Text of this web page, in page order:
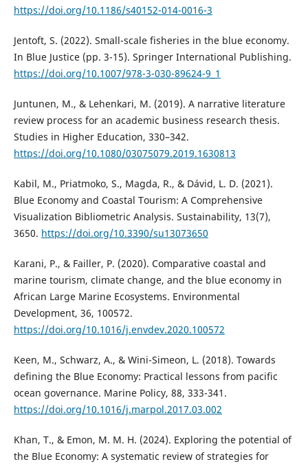
https://doi.org/10.1186/s40152-014-0016-3
Jentoft, S. (2022). Small-scale fisheries in the blue economy.
In Blue Justice (pp. 3-15). Springer International Publishing.
https://doi.org/10.1007/978-3-030-89624-9_1
Juntunen, M., & Lehenkari, M. (2019). A narrative literature
review process for an academic business research thesis.
Studies in Higher Education, 330–342.
https://doi.org/10.1080/03075079.2019.1630813
Kabil, M., Priatmoko, S., Magda, R., & Dávid, L. D. (2021).
Blue Economy and Coastal Tourism: A Comprehensive
Visualization Bibliometric Analysis. Sustainability, 13(7),
3650. https://doi.org/10.3390/su13073650
Karani, P., & Failler, P. (2020). Comparative coastal and
marine tourism, climate change, and the blue economy in
African Large Marine Ecosystems. Environmental
Development, 36, 100572.
https://doi.org/10.1016/j.envdev.2020.100572
Keen, M., Schwarz, A., & Wini-Simeon, L. (2018). Towards
defining the Blue Economy: Practical lessons from pacific
ocean governance. Marine Policy, 88, 333-341.
https://doi.org/10.1016/j.marpol.2017.03.002
Khan, T., & Emon, M. M. H. (2024). Exploring the potential of
the Blue Economy: A systematic review of strategies for